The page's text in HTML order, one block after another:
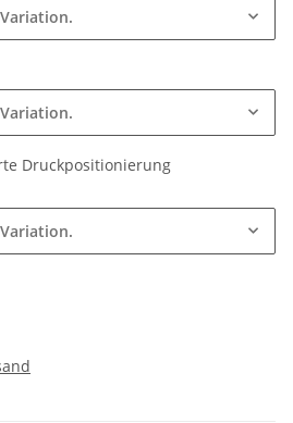
Druckpositionierung